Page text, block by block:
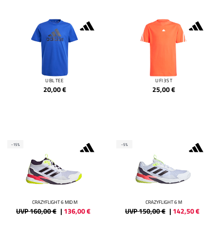
U BL TEE
20,00€
U FI 3S T
25,00€
-15%
CRAZYFLIGHT 6 MID M
UVP 160,00 € | 136,00€
-5%
CRAZYFLIGHT 6 M
UVP 150,00 € | 142,50€